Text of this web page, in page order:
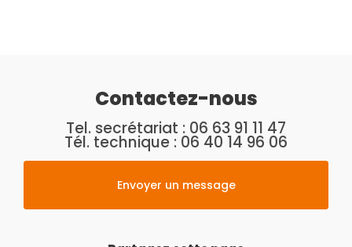
Contactez-nous
Tel. secrétariat : 06 63 91 11 47
Tél. technique : 06 40 14 96 06
Envoyer un message